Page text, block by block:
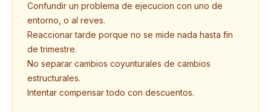
Confundir un problema de ejecucion con uno de
entorno, o al reves.
Reaccionar tarde porque no se mide nada hasta fin
de trimestre.
No separar cambios coyunturales de cambios
estructurales.
Intentar compensar todo con descuentos.